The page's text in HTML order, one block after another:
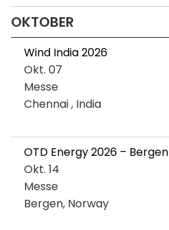
OKTOBER
Wind India 2026
Okt. 07
Messe
Chennai , India
OTD Energy 2026 – Bergen
Okt. 14
Messe
Bergen, Norway